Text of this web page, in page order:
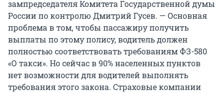
зампредседателя Комитета Государственной думы
России по контролю Дмитрий Гусев. — Основная
проблема в том, чтобы пассажиру получить
выплаты по этому полису, водитель должен
полностью соответствовать требованиям ФЗ-580
«О такси». Но сейчас в 90% населенных пунктов
нет возможности для водителей выполнять
требования этого закона. Страховые компании